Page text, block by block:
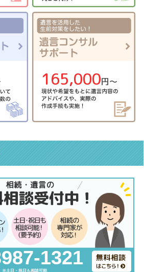
165,000円〜
1321
※土日・祝日も相談可能